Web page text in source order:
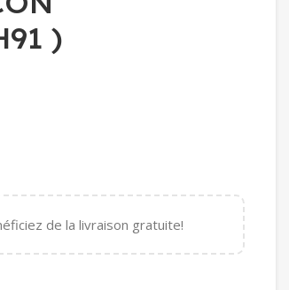
)
de la livraison gratuite!